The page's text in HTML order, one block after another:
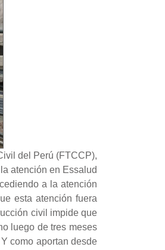
del Perú (FTCCP),
atención en Essalud
a la atención
esta atención fuera
civil impide que
luego de tres meses
como aportan desde